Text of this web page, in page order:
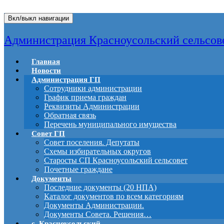
Вкл/выкл навигации
Администрация Красноусольский
Главная
Новости
Администрация ГП
Сотрудники администрации
График приема граждан
Реквизиты Администрации
Обратная связь
Перечень муниципального имущества
Совет ГП
Совет поселения. Депутаты
Схемы избирательных округов
Старосты СП Красноусольский сельсовет
Почетные граждане
Документы
Последние документы (20 НПА)
Каталог документов по всем категориям
Документы Администрации.
Документы Совета. Решения…